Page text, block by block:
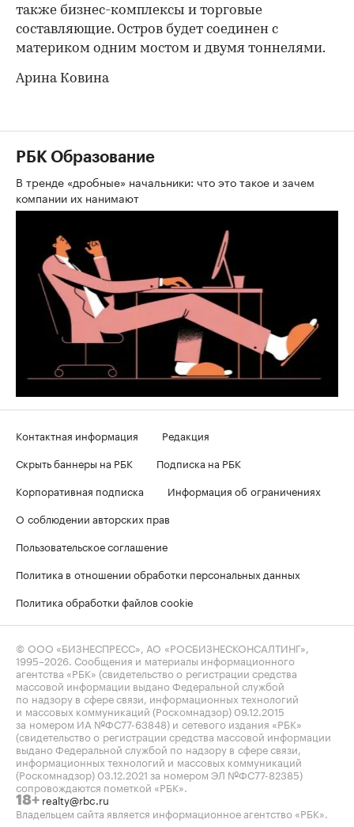
также бизнес-комплексы и торговые
составляющие. Остров будет соединен с
материком одним мостом и двумя тоннелями.
Арина Ковина
РБК Образование
В тренде «дробные» начальники: что это такое и зачем
компании их нанимают
Контактная информация
Редакция
Скрыть баннеры на РБК
Подписка на РБК
Корпоративная подписка
Информация об ограничениях
О соблюдении авторских прав
Пользовательское соглашение
Политика в отношении обработки персональных данных
Политика обработки файлов cookie
© ООО «БИЗНЕСПРЕСС», АО «РОСБИЗНЕСКОНСАЛТИНГ»,
1995–2026. Сообщения и материалы информационного
агентства «РБК» (свидетельство о регистрации средства
массовой информации выдано Федеральной службой
по надзору в сфере связи, информационных технологий
и массовых коммуникаций (Роскомнадзор) 09.12.2015
за номером ИА №ФС77-63848) и сетевого издания «РБК»
(свидетельство о регистрации средства массовой информации
выдано Федеральной службой по надзору в сфере связи,
информационных технологий и массовых коммуникаций
(Роскомнадзор) 03.12.2021 за номером ЭЛ №ФС77-82385)
сопровождаются пометкой «РБК».
18+ realty@rbc.ru
Владельцем сайта является информационное агентство «РБК».